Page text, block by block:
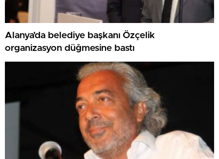
Alanya’da belediye başkanı Özçelik
organizasyon düğmesine bastı